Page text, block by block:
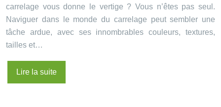
carrelage vous donne le vertige ? Vous n’êtes pas seul.
Naviguer dans le monde du carrelage peut sembler une
tâche ardue, avec ses innombrables couleurs, textures,
tailles et…
Lire la suite